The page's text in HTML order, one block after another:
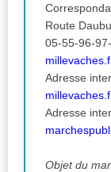
Correspondant :
Route Daubusson 19290
Adresse
Adresse
Objet du